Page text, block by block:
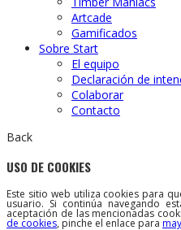
Artcade
Gamificados
Sobre Start
El equipo
Declaración de
Colaborar
Contacto
Back
USO DE COOKIES
Este sitio web utiliza cookies para
usuario. Si continúa navegando
aceptación de las mencionadas
de cookies, pinche el enlace para